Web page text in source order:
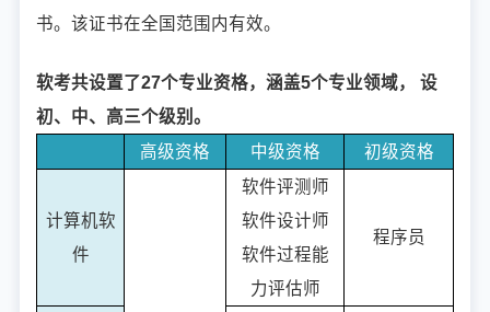
书。该证书在全国范围内有效。
软考共设置了27个专业资格，涵盖5个专业领域， 设
初、中、高三个级别。
高级资格
中级资格 初级资格
计算机软
件
软件评测师
软件设计师
软件过程能
力评估师
程序员